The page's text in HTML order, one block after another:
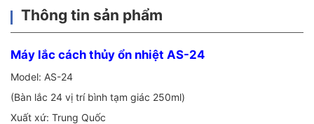
Thông tin sản phẩm
Máy lắc cách thủy ổn nhiệt AS-24
Model: AS-24
(Bàn lắc 24 vị trí bình tạm giác 250ml)
Xuất xứ: Trung Quốc